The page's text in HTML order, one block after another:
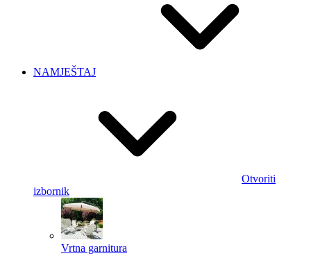
NAMJEŠTAJ
Otvoriti
izbornik
Vrtna garnitura